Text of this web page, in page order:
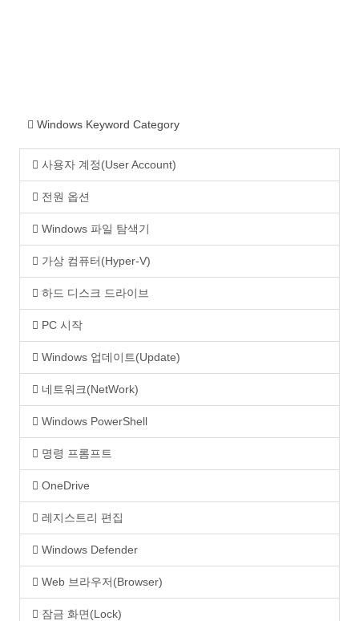
Windows Keyword Category
사용자 계정(User Account)
전원 옵션
Windows 파일 탐색기
가상 컴퓨터(Hyper-V)
하드 디스크 드라이브
PC 시작
Windows 업데이트(Update)
네트워크(NetWork)
Windows PowerShell
명령 프롬프트
OneDrive
레지스트리 편집
Windows Defender
Web 브라우저(Browser)
잠금 화면(Lock)